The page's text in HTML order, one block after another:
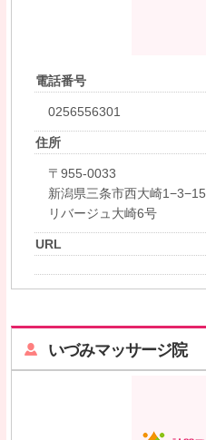
電話番号
0256556301
住所
〒955-0033
新潟県三条市西大崎1−3−15
リバージュ大崎6号
URL
いづみマッサージ院